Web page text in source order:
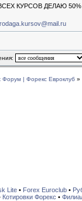
КУРСОВ ДЕЛАЮ 50%
Форум | Форекс Евроклуб »
Lite• Forex Euroclub•
Котировки Форекс •